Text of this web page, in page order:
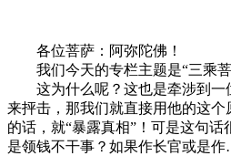
各位菩萨：阿弥陀佛！
我们今天的专栏主题是“三乘菩
这为什么呢？这也是牵涉到一位
来抨击，那我们就直接用他的这
的话，就“暴露真相”！可是这句
是领钱不干事？如果作长官或是